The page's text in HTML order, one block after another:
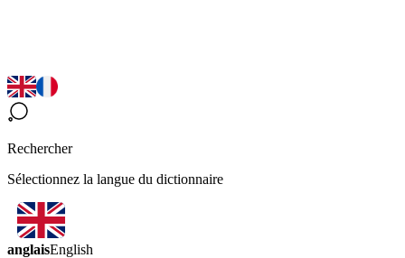
Rechercher
Sélectionnez la langue du dictionnaire
anglaisEnglish